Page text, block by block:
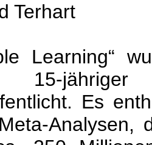
Terhart
Learning“
15-
Es
Analysen,